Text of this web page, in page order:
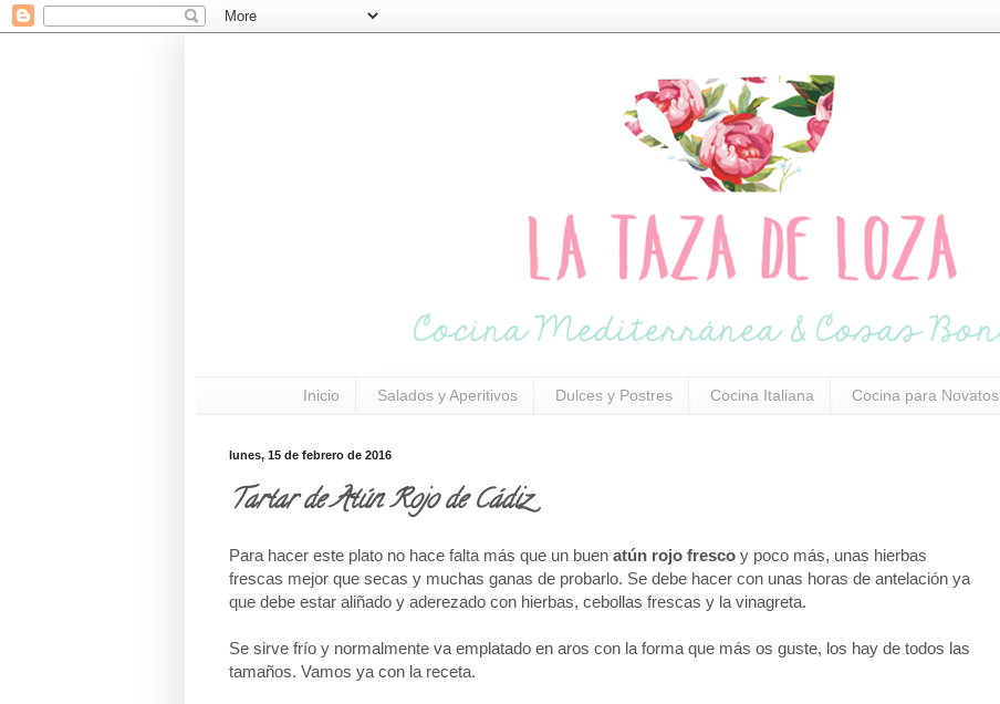
Inicio Salados y Aperitivos Dulces y Postres Cocina Italiana Cocina para Novatos
lunes, 15 de febrero de 2016
Tartar de Atún Rojo de Cádiz
Para hacer este plato no hace falta más que un buen atún rojo fresco y poco más, unas hierbas
frescas mejor que secas y muchas ganas de probarlo. Se debe hacer con unas horas de antelación ya
que debe estar aliñado y aderezado con hierbas, cebollas frescas y la vinagreta.
Se sirve frío y normalmente va emplatado en aros con la forma que más os guste, los hay de todos las
tamaños. Vamos ya con la receta.